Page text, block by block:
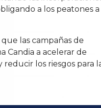
a los peatones a
las campañas de
Candia a acelerar de
los riesgos para